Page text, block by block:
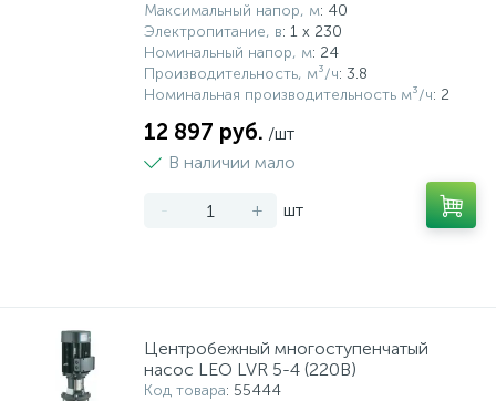
Максимальный напор, м: 40
Электропитание, в: 1 x 230
Номинальный напор, м: 24
Производительность, м³/ч: 3.8
Номинальная производительность м³/ч: 2
12 897 руб. /шт
В наличии мало
- + шт
Центробежный многоступенчатый
насос LEO LVR 5-4 (220В)
Код товара: 55444